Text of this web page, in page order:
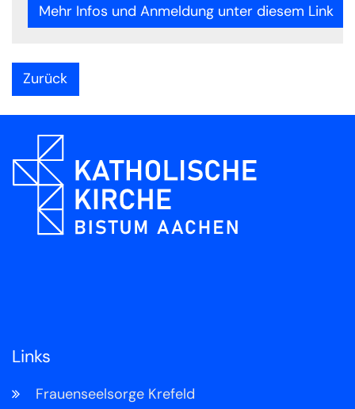
Mehr Infos und Anmeldung unter diesem Link
Zurück
Links
Frauenseelsorge Krefeld